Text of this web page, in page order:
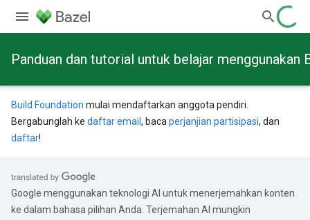
Panduan dan tutorial untuk belajar menggunakan
Build Foundation mulai mendaftarkan anggota pendiri.
Bergabunglah ke daftar email , baca perjanjian partisipasi, dan
daftar!
Google menggunakan teknologi AI untuk menerjemahkan konten
ke dalam bahasa pilihan Anda. Terjemahan AI mungkin